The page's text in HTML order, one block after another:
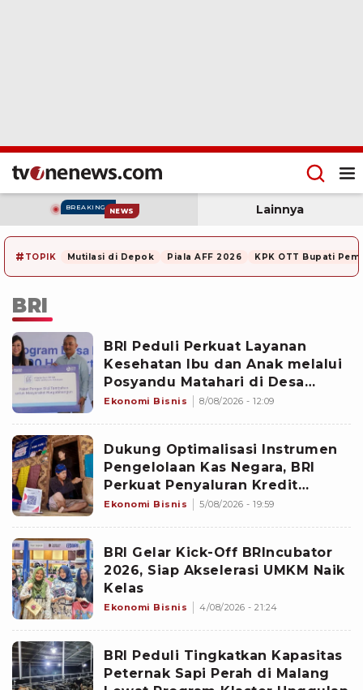
BREAKING NEWS Lainnya
# TOPIK Mutilasi di Depok Piala AFF 2026 KPK OTT Bupati
BRI
BRI Peduli Perkuat Layanan
Kesehatan Ibu dan Anak melalui
Posyandu Matahari di Desa
Brilian Hargobinangun Sleman
Ekonomi Bisnis 8/08/2026 - 12:09
Dukung Optimalisasi Instrumen
Pengelolaan Kas Negara, BRI
Perkuat Penyaluran Kredit
Berkualitas
Ekonomi Bisnis 5/08/2026 - 19:59
BRI Gelar Kick-Off BRIncubator
2026, Siap Akselerasi UMKM Naik
Kelas
Ekonomi Bisnis 4/08/2026 - 21:24
BRI Peduli Tingkatkan Kapasitas
Peternak Sapi Perah di Malang